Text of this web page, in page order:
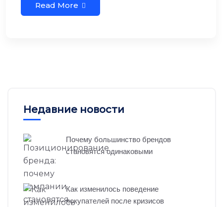
Read More
Недавние новости
Почему большинство брендов
становятся одинаковыми
Как изменилось поведение
покупателей после кризисов